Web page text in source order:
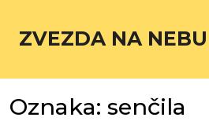
ZVEZDA NA NEBU
Oznaka: senčila